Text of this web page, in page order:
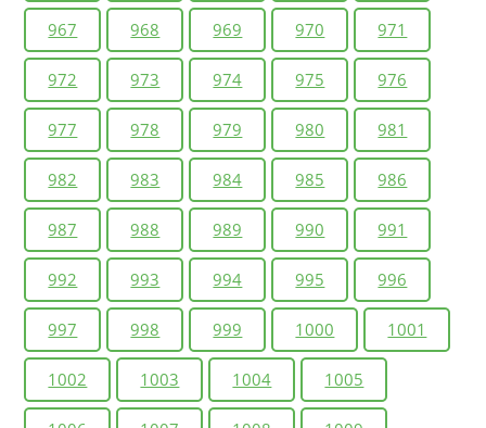
967 968 969 970 971
972 973 974 975 976
977 978 979 980 981
982 983 984 985 986
987 988 989 990 991
992 993 994 995 996
997 998 999 1000 1001
1002 1003 1004 1005